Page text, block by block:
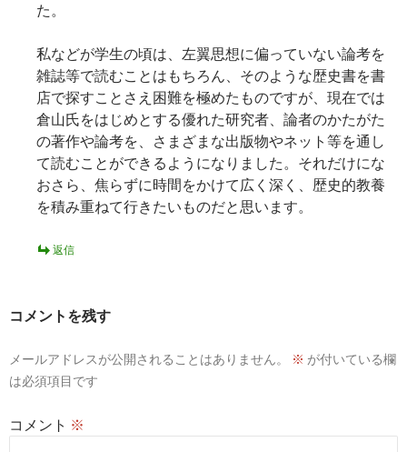
た。
私などが学生の頃は、左翼思想に偏っていない論考を
雑誌等で読むことはもちろん、そのような歴史書を書
店で探すことさえ困難を極めたものですが、現在では
倉山氏をはじめとする優れた研究者、論者のかたがた
の著作や論考を、さまざまな出版物やネット等を通し
て読むことができるようになりました。それだけにな
おさら、焦らずに時間をかけて広く深く、歴史的教養
を積み重ねて行きたいものだと思います。
返信
コメントを残す
メールアドレスが公開されることはありません。 ※ が付いている欄
は必須項目です
コメント ※